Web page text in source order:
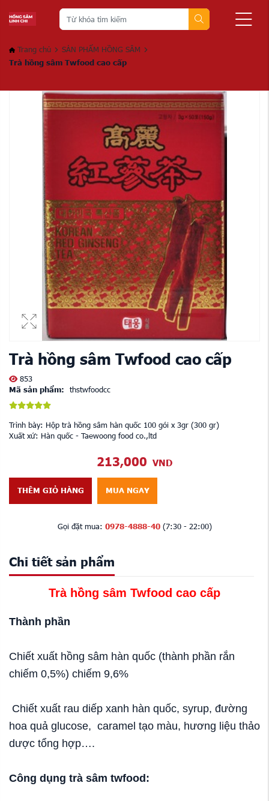
Trang chủ
SẢN PHẨM HỒNG SÂM
Trà hồng sâm Twfood cao cấp
Trà hồng sâm Twfood cao cấp
853
Mã sản phẩm:
thstwfoodcc
Trình bày: Hộp trà hồng sâm hàn quốc 100 gói x 3gr (300 gr)
Xuất xứ: Hàn quốc - Taewoong food co.,ltd
213,000 VND
THÊM GIỎ HÀNG MUA NGAY
Gọi đặt mua: 0978-4888-40(7:30 - 22:00)
Chi tiết sản phẩm
Trà hồng sâm Twfood cao cấp
Thành phần
Chiết xuất hồng sâm hàn quốc (thành phần rắn
chiếm 0,5%) chiếm 9,6%
Chiết xuất rau diếp xanh hàn quốc, syrup, đường
hoa quả glucose, caramel tạo màu, hương liệu thảo
dược tổng hợp….
Công dụng trà sâm twfood: